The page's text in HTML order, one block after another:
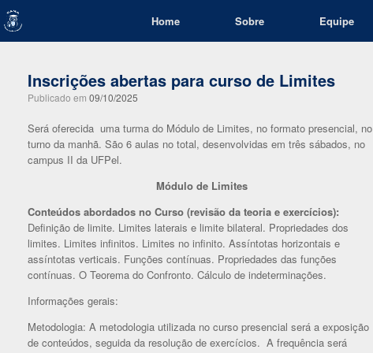
Skip
to
content
Home Sobre Equipe
Inscrições abertas para curso de Limites
Publicado em 09/10/2025
Será oferecida uma turma do Módulo de Limites, no formato presencial, no
turno da manhã. São 6 aulas no total, desenvolvidas em três sábados, no
campus II da UFPel.
Módulo de Limites
Conteúdos abordados no Curso (revisão da teoria e exercícios):
Definição de limite. Limites laterais e limite bilateral. Propriedades dos
limites. Limites infinitos. Limites no infinito. Assíntotas horizontais e
assíntotas verticais. Funções contínuas. Propriedades das funções
contínuas. O Teorema do Confronto. Cálculo de indeterminações.
Informações gerais:
Metodologia: A metodologia utilizada no curso presencial será a exposição
de conteúdos, seguida da resolução de exercícios. A frequência será